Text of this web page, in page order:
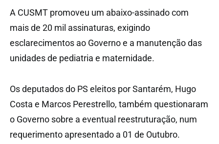
A CUSMT promoveu um abaixo-assinado com
mais de 20 mil assinaturas, exigindo
esclarecimentos ao Governo e a manutenção das
unidades de pediatria e maternidade.
Os deputados do PS eleitos por Santarém, Hugo
Costa e Marcos Perestrello, também questionaram
o Governo sobre a eventual reestruturação, num
requerimento apresentado a 01 de Outubro.